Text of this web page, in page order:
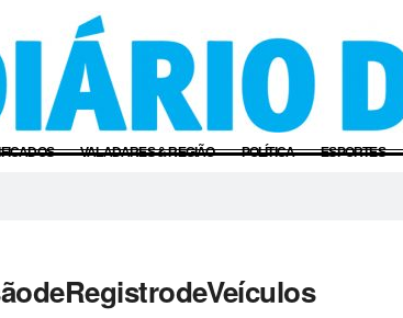
VALADARES & REGIÃO POLÍTICA ESPORTES